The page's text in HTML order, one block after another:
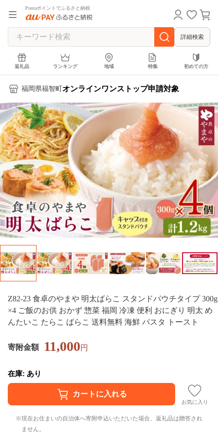
Pontaポイントでふるさと納税
詳細検索
返礼品 ランキング 地域 特集 初めての方
福岡県福智町 オンラインワンストップ申請対象
Z82-23 食卓のやまや 明太ばらこ スタンドパウチタイプ 300g
×4 ご飯のお供 おかず 惣菜 福岡 冷凍 便利 おにぎり 明太 め
んたいこ たらこ ばらこ 送料無料 海鮮 パスタ トースト
寄附金額 11,000円
在庫: あり
お気に入り
現在お住まいの自治体へ寄附申込いただいた場合、返礼品は贈答され
ません。